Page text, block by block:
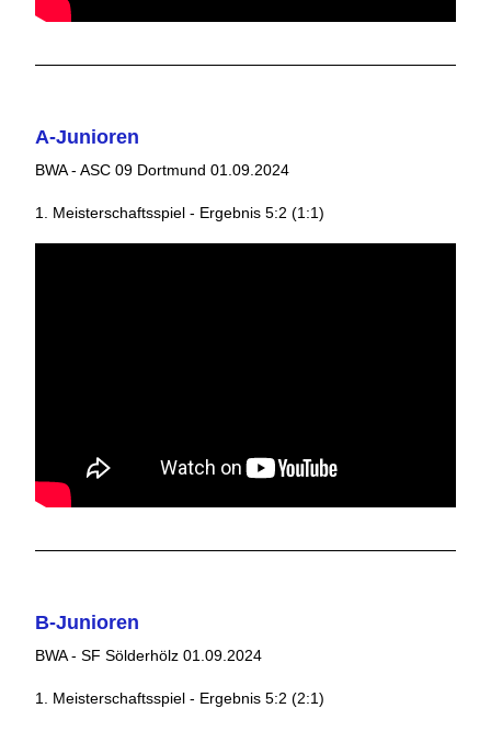
A-Junioren
BWA - ASC 09 Dortmund 01.09.2024
1. Meisterschaftsspiel - Ergebnis 5:2 (1:1)
B-Junioren
BWA - SF Sölderhölz 01.09.2024
1. Meisterschaftsspiel - Ergebnis 5:2 (2:1)